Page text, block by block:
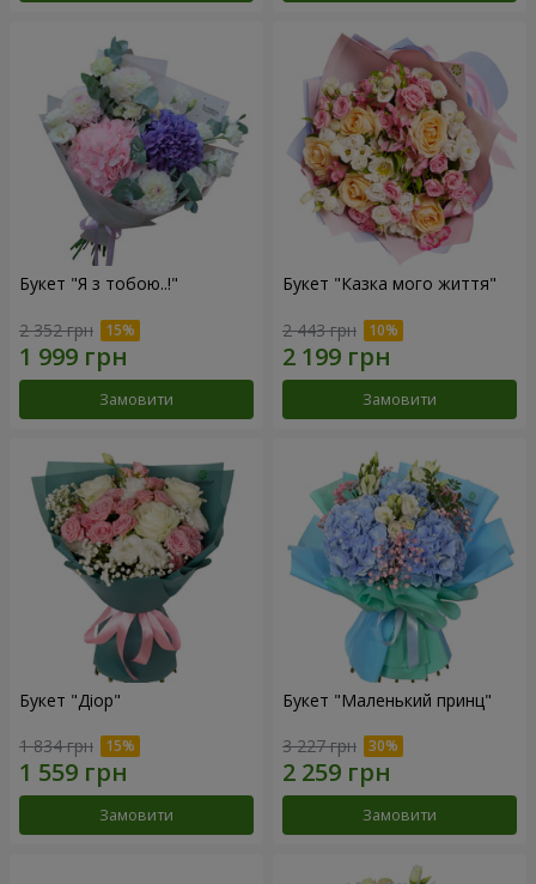
Букет "Я з тобою..!"
2 352 грн
Замовити
Букет "Казка мого життя"
2 443 грн
Замовити
Букет "Діор"
1 834 грн
Замовити
Букет "Маленький принц"
3 227 грн
Замовити